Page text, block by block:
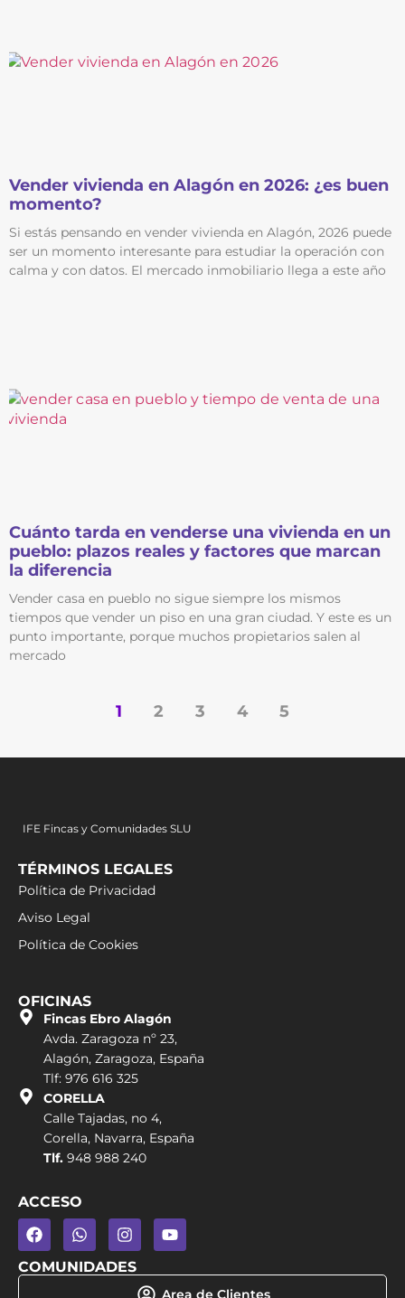
Vender vivienda en Alagón en 2026: ¿es buen
momento?
Si estás pensando en vender vivienda en Alagón, 2026 puede
ser un momento interesante para estudiar la operación con
calma y con datos. El mercado inmobiliario llega a este año
Cuánto tarda en venderse una vivienda en un
pueblo: plazos reales y factores que marcan
la diferencia
Vender casa en pueblo no sigue siempre los mismos
tiempos que vender un piso en una gran ciudad. Y este es un
punto importante, porque muchos propietarios salen al
mercado
1 2 3 4 5
IFE Fincas y Comunidades SLU
TÉRMINOS LEGALES
Política de Privacidad
Aviso Legal
Política de Cookies
OFICINAS
Fincas Ebro Alagón
Avda. Zaragoza nº 23,
Alagón, Zaragoza, España
Tlf: 976 616 325
CORELLA
Calle Tajadas, no 4,
Corella, Navarra, España
Tlf. 948 988 240
ACCESO
COMUNIDADES
Area de Clientes